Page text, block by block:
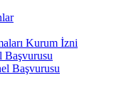
Kurum İzni
Başvurusu
Başvurusu